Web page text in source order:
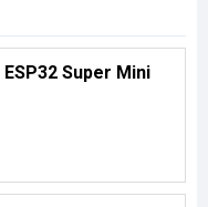
ESP32 Super Mini